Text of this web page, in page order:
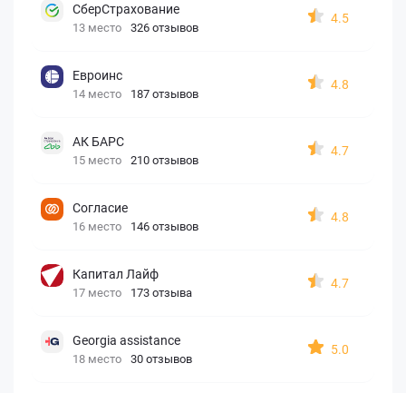
СберСтрахование
13 место 326 отзывов
4.5
Евроинс
14 место 187 отзывов
4.8
АК БАРС
15 место 210 отзывов
4.7
Согласие
16 место 146 отзывов
4.8
Капитал Лайф
17 место 173 отзыва
4.7
Georgia assistance
18 место 30 отзывов
5.0